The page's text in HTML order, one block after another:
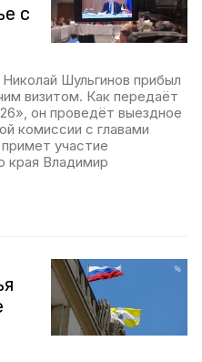
с
Шульгинов прибыл
визитом. Как передаёт
он проведёт выездное
комиссии с главами
участие
края Владимир